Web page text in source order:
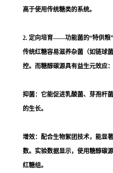
高于使用传统糖类的系统。
2. 定向培育——功能菌的“特供粮”
传统红糖容易滋养杂菌（如链球
控。而糖醇碳源具有益生元效应：
抑菌：它能促进乳酸菌、芽孢杆
的生长。
增效：配合生物絮团技术，能显
数。实验数据显示，使用糖醇碳
红糖组。